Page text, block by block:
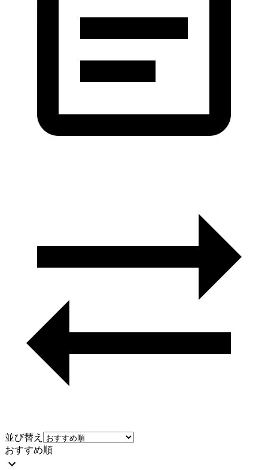
並び替え
おすすめ順